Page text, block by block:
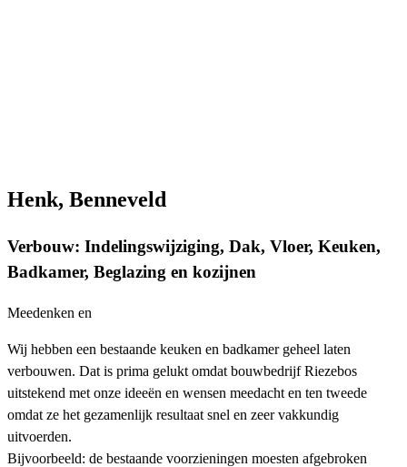
Henk, Benneveld
Verbouw: Indelingswijziging, Dak, Vloer, Keuken,
Badkamer, Beglazing en kozijnen
Meedenken en
Wij hebben een bestaande keuken en badkamer geheel laten
verbouwen. Dat is prima gelukt omdat bouwbedrijf Riezebos
uitstekend met onze ideeën en wensen meedacht en ten tweede
omdat ze het gezamenlijk resultaat snel en zeer vakkundig
uitvoerden.
Bijvoorbeeld: de bestaande voorzieningen moesten afgebroken